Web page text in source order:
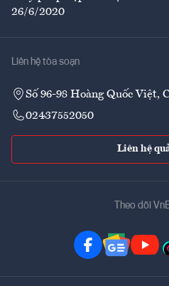
26/6/2020
Liên hệ tòa soạn
Số 96-98 Hoàng Quốc Việt,
02437552050
Liên hệ
Theo dõi